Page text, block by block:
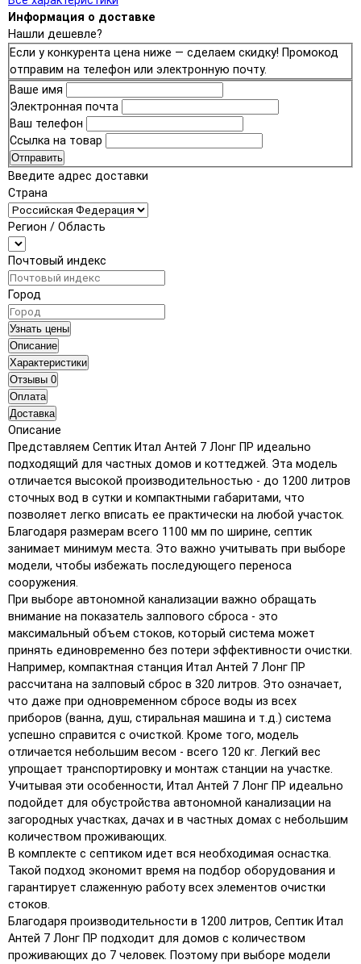
Информация о доставке
Нашли дешевле?
Если у конкурента цена ниже — сделаем скидку! Промокод
отправим на телефон или электронную почту.
Ваше имя
Электронная почта
Ваш телефон
Ссылка на товар
Отправить
Введите адрес доставки
Страна
Регион / Область
Почтовый индекс
Город
Узнать цены
Описание
Характеристики
Отзывы 0
Оплата
Доставка
Описание
Представляем Септик Итал Антей 7 Лонг ПР идеально
подходящий для частных домов и коттеджей. Эта модель
отличается высокой производительностью - до 1200 литров
сточных вод в сутки и компактными габаритами, что
позволяет легко вписать ее практически на любой участок.
Благодаря размерам всего 1100 мм по ширине, септик
занимает минимум места. Это важно учитывать при выборе
модели, чтобы избежать последующего переноса
сооружения.
При выборе автономной канализации важно обращать
внимание на показатель залпового сброса - это
максимальный объем стоков, который система может
принять единовременно без потери эффективности очистки.
Например, компактная станция Итал Антей 7 Лонг ПР
рассчитана на залповый сброс в 320 литров. Это означает,
что даже при одновременном сбросе воды из всех
приборов (ванна, душ, стиральная машина и т.д.) система
успешно справится с очисткой. Кроме того, модель
отличается небольшим весом - всего 120 кг. Легкий вес
упрощает транспортировку и монтаж станции на участке.
Учитывая эти особенности, Итал Антей 7 Лонг ПР идеально
подойдет для обустройства автономной канализации на
загородных участках, дачах и в частных домах с небольшим
количеством проживающих.
В комплекте с септиком идет вся необходимая оснастка.
Такой подход экономит время на подбор оборудования и
гарантирует слаженную работу всех элементов очистки
стоков.
Благодаря производительности в 1200 литров, Септик Итал
Антей 7 Лонг ПР подходит для домов с количеством
проживающих до 7 человек. Поэтому при выборе модели